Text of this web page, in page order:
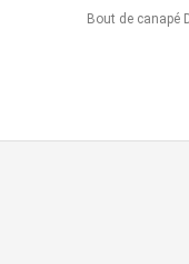
Bout de canapé